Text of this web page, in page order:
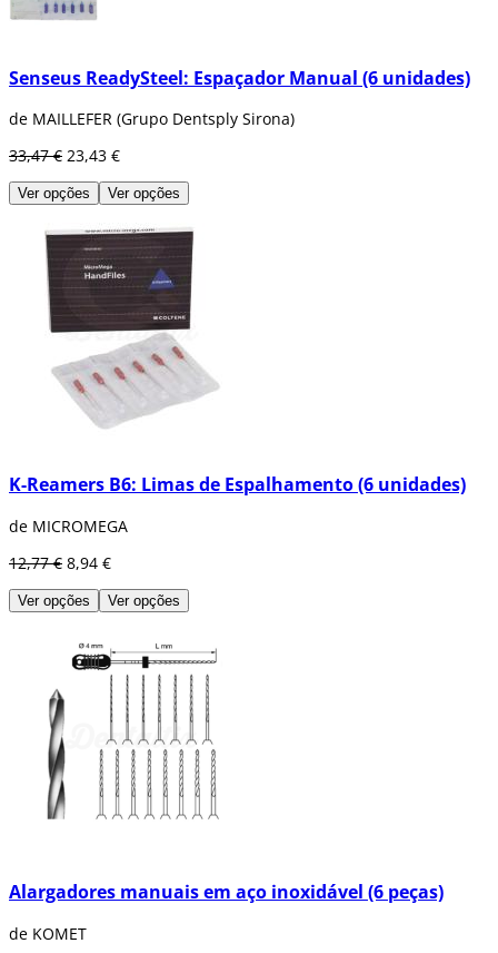
Senseus ReadySteel: Espaçador Manual (6 unidades)
de MAILLEFER (Grupo Dentsply Sirona)
33,47 € 23,43 €
Ver opções Ver opções
K-Reamers B6: Limas de Espalhamento (6 unidades)
de MICROMEGA
12,77 € 8,94 €
Ver opções Ver opções
Alargadores manuais em aço inoxidável (6 peças)
de KOMET